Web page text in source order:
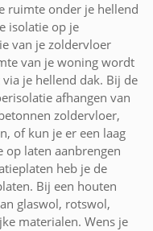
ruimte onder je hellend
isolatie op je
van je zoldervloer
van je woning wordt
je hellend dak. Bij de
afhangen van
zoldervloer,
of kun je er een laag
op laten aanbrengen
heb je de
Bij een houten
glaswol, rotswol,
materialen. Wens je